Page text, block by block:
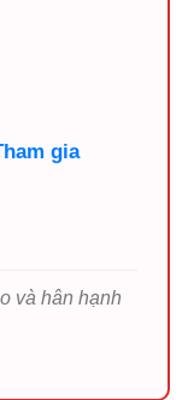
gia
và hân hạnh